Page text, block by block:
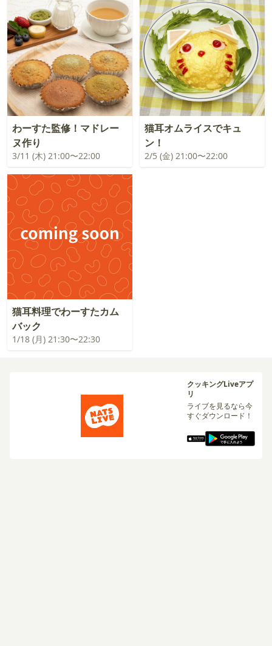
わーすた監修！マドレー
ヌ作り
3/11 (木) 21:00〜22:00
猫耳オムライスでキュ
ン！
2/5 (金) 21:00〜22:00
猫耳料理でわーすたカム
バック
1/18 (月) 21:30〜22:30
クッキングLiveアプ
リ
ライブを見るなら今
すぐダウンロード！